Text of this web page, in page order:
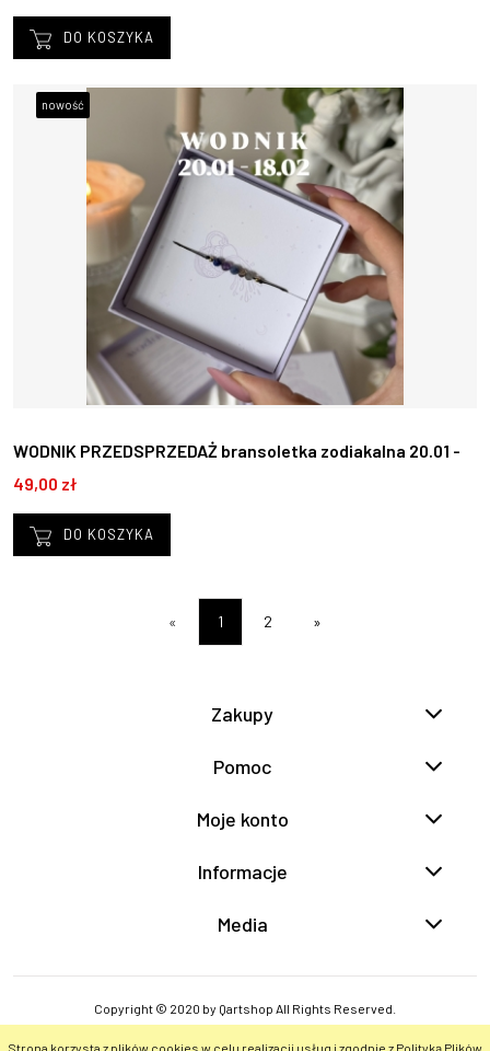
Strona korzysta z plików cookies w celu realizacji usług i zgodnie z Polityką Plików
DO KOSZYKA
WODNIK PRZEDSPRZEDAŻ bransoletka zodiakalna 20.01 -
18.02
49,00 zł
DO KOSZYKA
nowość
« 1 2 »
Zakupy
Pomoc
Moje konto
Informacje
Media
Copyright © 2020 by Qartshop All Rights Reserved.